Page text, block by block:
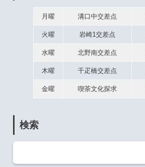
月曜 溝口中交差点
火曜 岩崎1交差点
水曜 北野南交差点
木曜 千疋橋交差点
金曜 喫茶文化探求
検索